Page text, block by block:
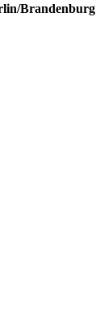
Brandenburg